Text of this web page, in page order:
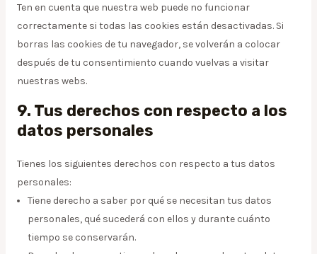
Ten en cuenta que nuestra web puede no funcionar
correctamente si todas las cookies están desactivadas. Si
borras las cookies de tu navegador, se volverán a colocar
después de tu consentimiento cuando vuelvas a visitar
nuestras webs.
9. Tus derechos con respecto a los
datos personales
Tienes los siguientes derechos con respecto a tus datos
personales:
Tiene derecho a saber por qué se necesitan tus datos
personales, qué sucederá con ellos y durante cuánto
tiempo se conservarán.